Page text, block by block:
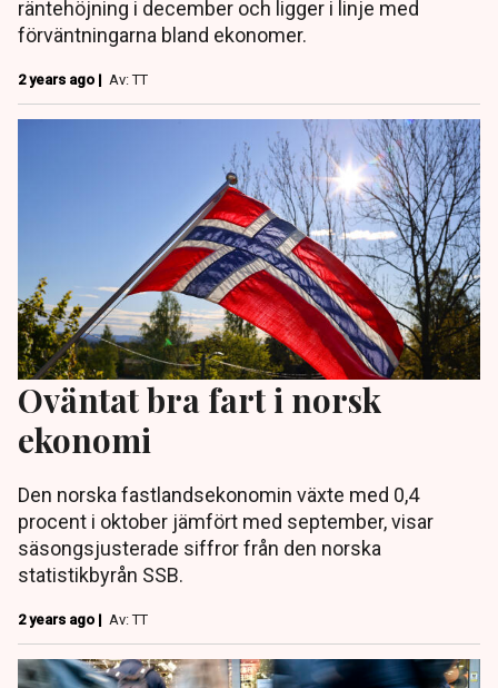
räntehöjning i december och ligger i linje med
förväntningarna bland ekonomer.
2 years ago | Av: TT
Oväntat bra fart i norsk
ekonomi
Den norska fastlandsekonomin växte med 0,4
procent i oktober jämfört med september, visar
säsongsjusterade siffror från den norska
statistikbyrån SSB.
2 years ago | Av: TT